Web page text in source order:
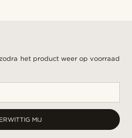
het product weer op voorraad
MIJ